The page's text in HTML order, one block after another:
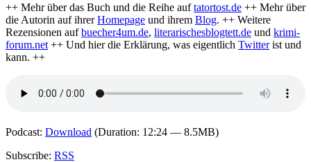
++ Mehr über das Buch und die Reihe auftatortost.de ++ Mehr über
die Autorin auf ihrerHomepage und ihrem Blog. ++ Weitere
Rezensionen aufbuecher4um.de, literarischesblogtett.de und krimi-
forum.net ++ Und hier die Erklärung, was eigentlich Twitterist und
kann. ++
Podcast: Download (Duration: 12:24 — 8.5MB)
Subscribe: RSS